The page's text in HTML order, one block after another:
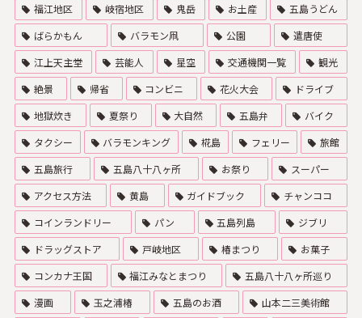
福江地区 岐宿地区 鬼岳 お土産
五島うどん
ばらかもん
バラモン凧 公園
遣唐使
江上天主堂
芸能人 星空 交通機関一覧
観光
絶景
帰省 コンビニ 花火大会
ドライブ
地獄炊き
夏祭り 大自然 五島弁
バイク
タクシー
バラモンキング 椛島 フェリー
旅館
五島旅行
五島八十八ヶ所 お祭り
スーパー
アクセス方法
黄島 ガイドブック
チャンココ
コインランドリー
パン 五島列島
ジブリ
ドラッグストア
戸岐地区 椿まつり
お菓子
コンカナ王国
福江みなとまつり
五島八十八ヶ所巡り
漫画
玉之浦椿 五島のお酒
山本二三美術館